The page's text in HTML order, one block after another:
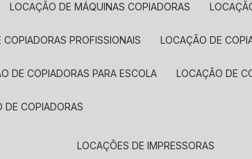
LOCAÇÃO DE MÁQUINAS COPIADORAS
COPIADORAS PROFISSIONAIS LOCAÇÃO DE
DE COPIADORAS PARA ESCOLA LOCAÇÃO DE
DE COPIADORAS
LOCAÇÕES DE IMPRESSORAS